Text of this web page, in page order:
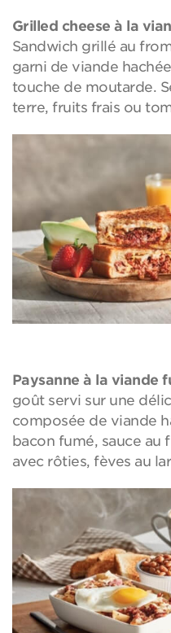
Grilled cheese à la
Sandwich grillé au
garni de viande
touche de moutarde.
terre, fruits frais ou
Paysanne à la viande
goût servi sur une
composée de viande
bacon fumé, sauce au
avec rôties, fèves au